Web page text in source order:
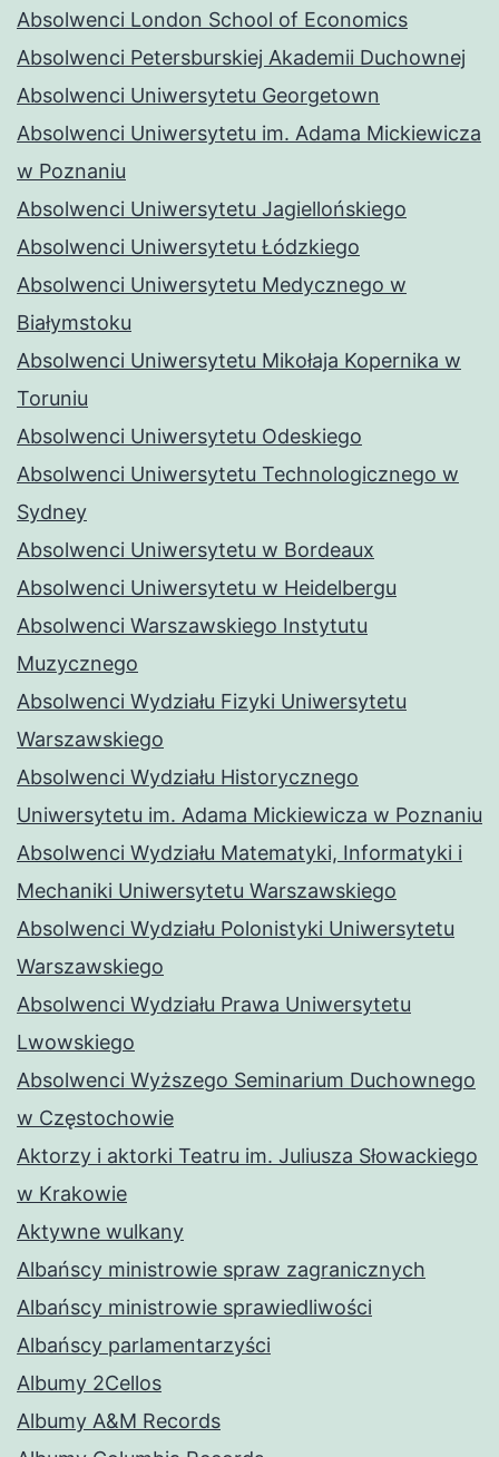
Absolwenci London School of Economics
Absolwenci Petersburskiej Akademii Duchownej
Absolwenci Uniwersytetu Georgetown
Absolwenci Uniwersytetu im. Adama Mickiewicza
w Poznaniu
Absolwenci Uniwersytetu Jagiellońskiego
Absolwenci Uniwersytetu Łódzkiego
Absolwenci Uniwersytetu Medycznego w
Białymstoku
Absolwenci Uniwersytetu Mikołaja Kopernika w
Toruniu
Absolwenci Uniwersytetu Odeskiego
Absolwenci Uniwersytetu Technologicznego w
Sydney
Absolwenci Uniwersytetu w Bordeaux
Absolwenci Uniwersytetu w Heidelbergu
Absolwenci Warszawskiego Instytutu
Muzycznego
Absolwenci Wydziału Fizyki Uniwersytetu
Warszawskiego
Absolwenci Wydziału Historycznego
Uniwersytetu im. Adama Mickiewicza w Poznaniu
Absolwenci Wydziału Matematyki, Informatyki i
Mechaniki Uniwersytetu Warszawskiego
Absolwenci Wydziału Polonistyki Uniwersytetu
Warszawskiego
Absolwenci Wydziału Prawa Uniwersytetu
Lwowskiego
Absolwenci Wyższego Seminarium Duchownego
w Częstochowie
Aktorzy i aktorki Teatru im. Juliusza Słowackiego
w Krakowie
Aktywne wulkany
Albańscy ministrowie spraw zagranicznych
Albańscy ministrowie sprawiedliwości
Albańscy parlamentarzyści
Albumy 2Cellos
Albumy A&M Records